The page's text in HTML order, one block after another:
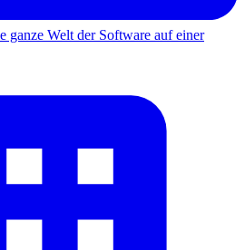
ganze Welt der Software auf einer